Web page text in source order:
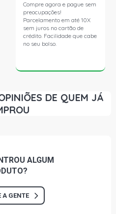
Compre agora e pague sem
preocupações!
Parcelamento em até 10X
sem juros no cartão de
crédito. Facilidade que cabe
no seu bolso.
DE QUEM JÁ
ALGUM
A GENTE